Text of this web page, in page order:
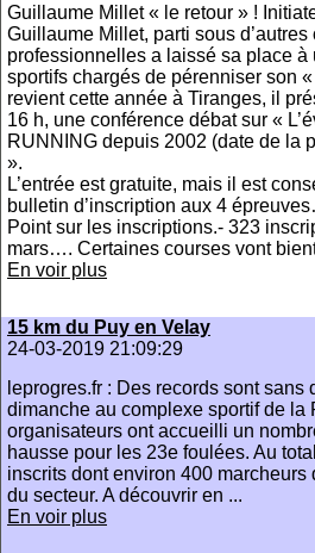
Guillaume Millet « le retour » !
Guillaume Millet, parti sous
professionnelles a laissé sa place
sportifs chargés de pérenniser son
revient cette année à Tiranges, il
16 h, une conférence débat sur «
RUNNING depuis 2002 (date de la
».
L’entrée est gratuite, mais il est
bulletin d’inscription aux 4
Point sur les inscriptions.- 323
mars…. Certaines courses vont
En voir plus
15 km du Puy en Velay
24-03-2019 21:09:29
leprogres.fr : Des records sont sans
dimanche au complexe sportif de la
organisateurs ont accueilli un
hausse pour les 23e foulées. Au
inscrits dont environ 400
du secteur. A découvrir en ...
En voir plus